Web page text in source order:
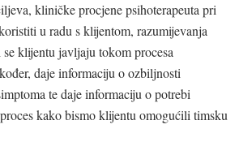
kliničke procjene psihoterapeuta pri
u radu s klijentom, razumijevanja
klijentu javljaju tokom procesa
daje informaciju o ozbiljnosti
te daje informaciju o potrebi
kako bismo klijentu omogućili timsku